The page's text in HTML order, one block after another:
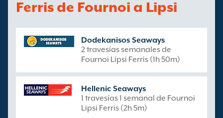
Ferris de Fournoi a Lipsi
Dodekanisos Seaways
2 travesías semanales de
Fournoi Lipsi Ferris (1h 50m)
Hellenic Seaways
1 travesías 1 semanal de Fournoi
Lipsi Ferris (2h 5m)